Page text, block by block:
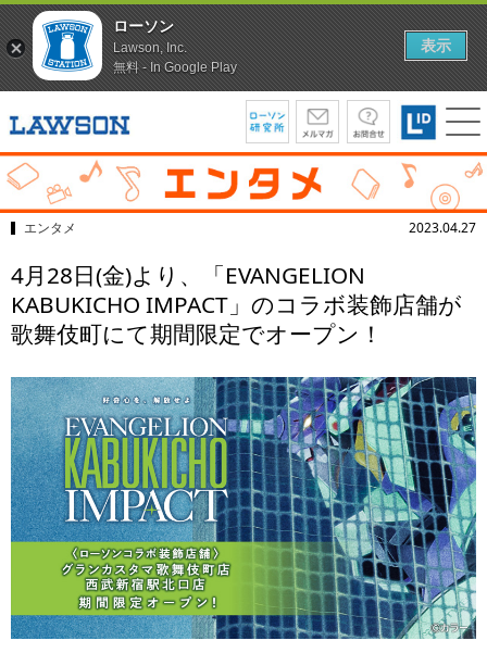
エンタメ 2023.04.27
4月28日(金)より、「EVANGELION
KABUKICHO IMPACT」のコラボ装飾店舗が
歌舞伎町にて期間限定でオープン！
ローソン
Lawson, Inc.
無料 - In Google Play
表示